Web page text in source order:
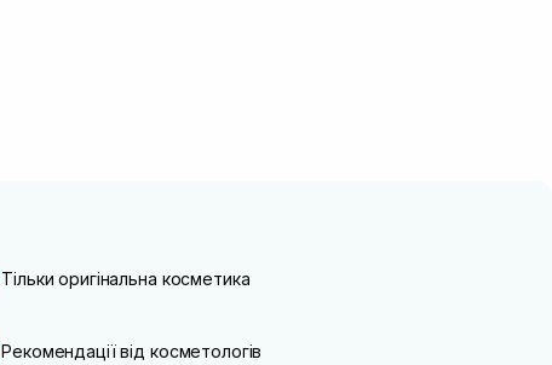
Тільки оригінальна косметика
Рекомендації від косметологів